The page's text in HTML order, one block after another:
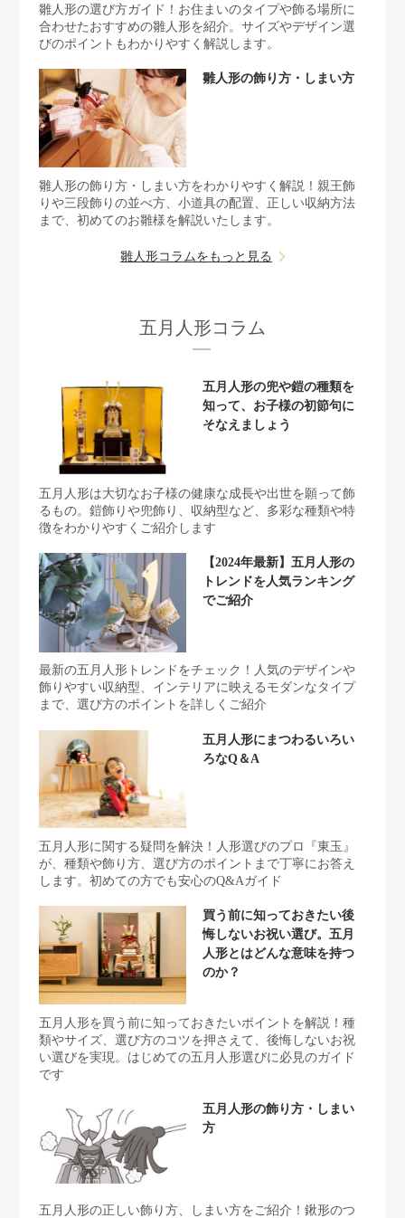
雛人形の選び方ガイド！お住まいのタイプや飾る場所に
合わせたおすすめの雛人形を紹介。サイズやデザイン選
びのポイントもわかりやすく解説します。
雛人形の飾り方・しまい方
雛人形の飾り方・しまい方をわかりやすく解説！親王飾
りや三段飾りの並べ方、小道具の配置、正しい収納方法
まで、初めてのお雛様を解説いたします。
雛人形コラムをもっと見る
五月人形コラム
五月人形の兜や鎧の種類を
知って、お子様の初節句に
そなえましょう
五月人形は大切なお子様の健康な成長や出世を願って飾
るもの。鎧飾りや兜飾り、収納型など、多彩な種類や特
徴をわかりやすくご紹介します
【2024年最新】五月人形の
トレンドを人気ランキング
でご紹介
最新の五月人形トレンドをチェック！人気のデザインや
飾りやすい収納型、インテリアに映えるモダンなタイプ
まで、選び方のポイントを詳しくご紹介
五月人形にまつわるいろい
ろなQ＆A
五月人形に関する疑問を解決！人形選びのプロ『東玉』
が、種類や飾り方、選び方のポイントまで丁寧にお答え
します。初めての方でも安心のQ&Aガイド
買う前に知っておきたい後
悔しないお祝い選び。五月
人形とはどんな意味を持つ
のか？
五月人形を買う前に知っておきたいポイントを解説！種
類やサイズ、選び方のコツを押さえて、後悔しないお祝
い選びを実現。はじめての五月人形選びに必見のガイド
です
五月人形の飾り方・しまい
方
五月人形の正しい飾り方、しまい方をご紹介！鍬形のつ